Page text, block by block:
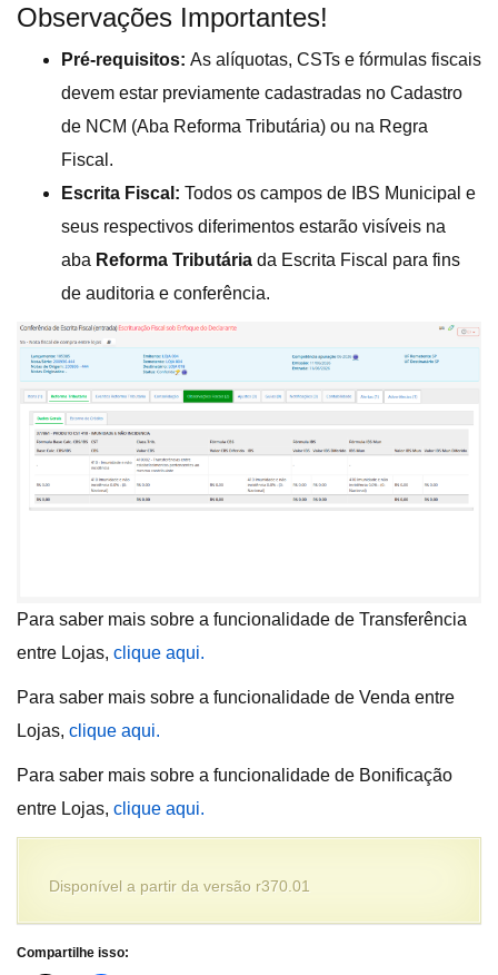
Observações Importantes!
Pré-requisitos: As alíquotas, CSTs e fórmulas fiscais
devem estar previamente cadastradas no Cadastro
de NCM (Aba Reforma Tributária) ou na Regra
Fiscal.
Escrita Fiscal: Todos os campos de IBS Municipal e
seus respectivos diferimentos estarão visíveis na
aba Reforma Tributária da Escrita Fiscal para fins
de auditoria e conferência.
Para saber mais sobre a funcionalidade de Transferência
entre Lojas, clique aqui.
Para saber mais sobre a funcionalidade de Venda entre
Lojas, clique aqui.
Para saber mais sobre a funcionalidade de Bonificação
entre Lojas, clique aqui.
Disponível a partir da versão r370.01
Compartilhe isso: